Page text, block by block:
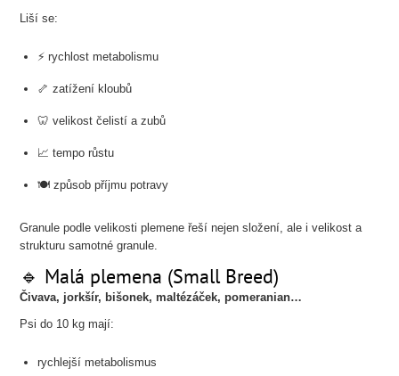
Liší se:
⚡ rychlost metabolismu
🦴 zatížení kloubů
🦷 velikost čelistí a zubů
📈 tempo růstu
🍽️ způsob příjmu potravy
Granule podle velikosti plemene řeší nejen složení, ale i velikost a
strukturu samotné granule.
🔹 Malá plemena (Small Breed)
Čivava, jorkšír, bišonek, maltézáček, pomeranian…
Psi do 10 kg mají:
rychlejší metabolismus